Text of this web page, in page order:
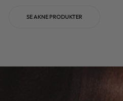
SE AKNE PRODUKTER